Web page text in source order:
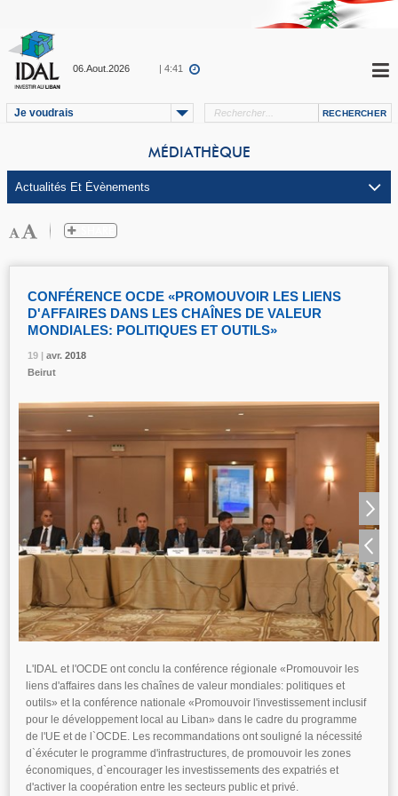
06.Aout.2026 | 4:41
Je voudrais
MÉDIATHÈQUE
19 | avr. 2018
CONFÉRENCE OCDE «PROMOUVOIR LES LIENS
D'AFFAIRES DANS LES CHAÎNES DE VALEUR
MONDIALES: POLITIQUES ET OUTILS»
19 | avr. 2018
Beirut
19 | avr. 2018
19 | avr. 2018
L'IDAL et l'OCDE ont conclu la conférence régionale «Promouvoir les
liens d'affaires dans les chaînes de valeur mondiales: politiques et
outils» et la conférence nationale «Promouvoir l'investissement inclusif
pour le développement local au Liban» dans le cadre du programme
de l'UE et de l`OCDE. Les recommandations ont souligné la nécessité
d`éxécuter le programme d'infrastructures, de promouvoir les zones
économiques, d`encourager les investissements des expatriés et
d'activer la coopération entre les secteurs public et privé.